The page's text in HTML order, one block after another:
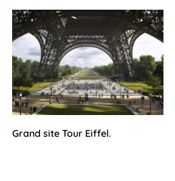
Grand site Tour Eiffel.